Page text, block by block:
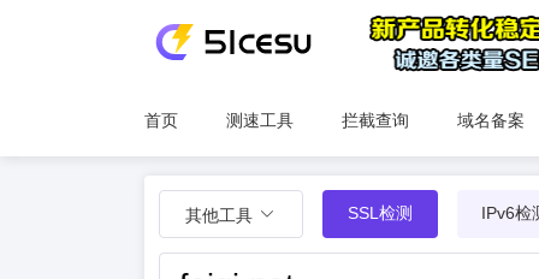
首页 测速工具 拦截查询 域名备案
其他工具 SSL检测 IPv6检